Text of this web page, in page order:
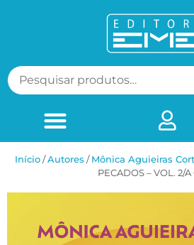
Início/ㅤAutores /Mônica Aguieiras
PECADOS – VOL. 2/A